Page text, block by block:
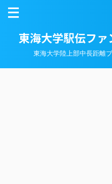
東海大学駅伝フ
東海大学陸上部中長距離